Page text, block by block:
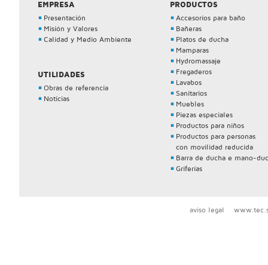
EMPRESA
Presentación
Misión y Valores
Calidad y Medio Ambiente
UTILIDADES
Obras de referencia
Noticias
PRODUCTOS
Accesorios para baño
Bañeras
Platos de ducha
Mamparas
Hydromassaje
Fregaderos
Lavabos
Sanitarios
Muebles
Piezas especiales
Productos para niños
Productos para personas
con movilidad reducida
Barra de ducha e mano-
Griferías
aviso legal